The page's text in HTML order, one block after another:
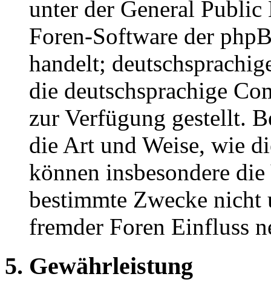
unter der General
Foren-Software der
handelt;
die deutschsprachige
zur Verfügung gestellt.
die Art und Weise, wie
können insbesondere
bestimmte Zwecke nicht
fremder Foren Einfluss
5. Gewährleistung